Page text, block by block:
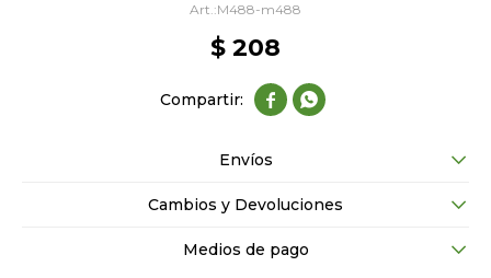
M488-m488
$ 208
 
Envíos
Cambios y Devoluciones
Medios de pago